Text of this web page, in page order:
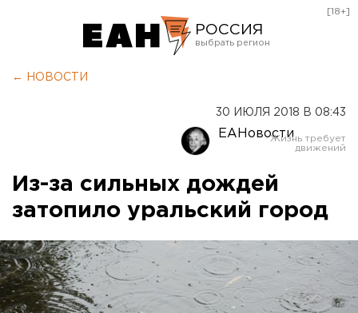
РОССИЯ
Оренбург
[18+]
← НОВОСТИ
30 ИЮЛЯ 2018 В 08:43
ЕАНовости
Из-за сильных дождей
затопило уральский город